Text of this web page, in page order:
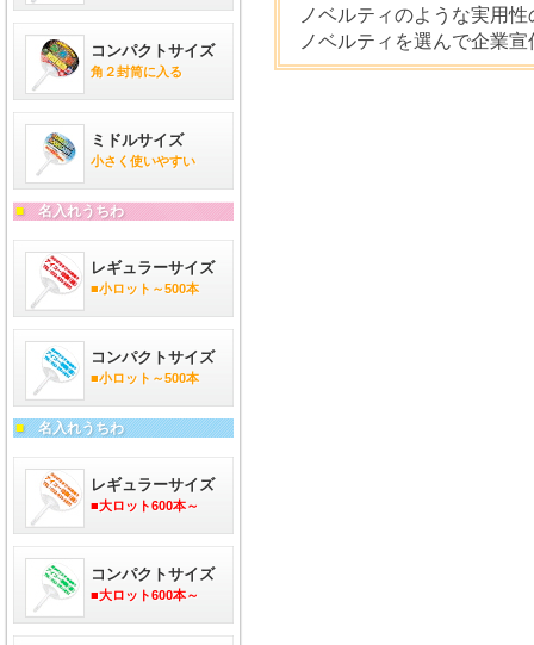
ノベルティのような実用
ノベルティを選んで企業
コンパクトサイズ
角２封筒に入る
ミドルサイズ
小さく使いやすい
■名入れうちわ
レギュラーサイズ
■小ロット～500本
コンパクトサイズ
■小ロット～500本
■名入れうちわ
レギュラーサイズ
■大ロット600本～
コンパクトサイズ
■大ロット600本～